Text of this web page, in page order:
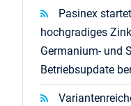
Pasinex
hochgradiges
Germanium- und
Betriebsupdate